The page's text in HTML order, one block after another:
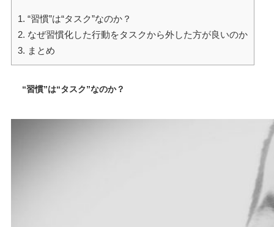
1. “習慣”は“タスク”なのか？
2. なぜ習慣化した行動をタスクから外した方が良いのか
3. まとめ
“習慣”は“タスク”なのか？